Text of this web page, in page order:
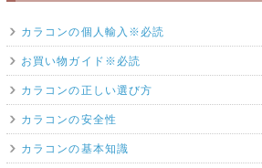
カラコンの個人輸入※必読
お買い物ガイド※必読
カラコンの正しい選び方
カラコンの安全性
カラコンの基本知識